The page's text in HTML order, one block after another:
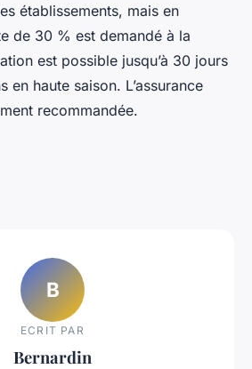
établissements, mais en
de 30 % est demandé à la
est possible jusqu’à 30 jours
en haute saison. L’assurance
recommandée.
B
ECRIT PAR
Bernardin